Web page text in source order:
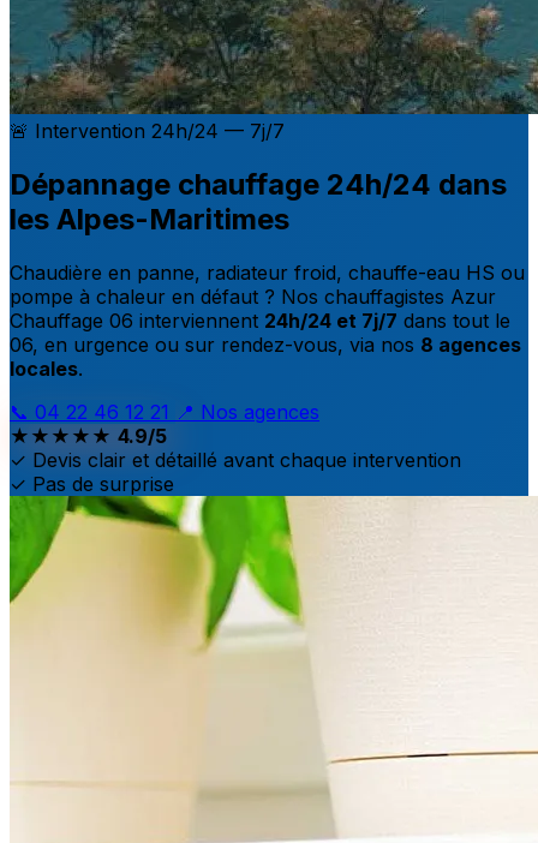
🚨 Intervention 24h/24 — 7j/7
Dépannage chauffage 24h/24 dans
les Alpes-Maritimes
Chaudière en panne, radiateur froid, chauffe-eau HS ou
pompe à chaleur en défaut ? Nos chauffagistes Azur
Chauffage 06 interviennent 24h/24 et 7j/7 dans tout le
06, en urgence ou sur rendez-vous, via nos 8 agences
locales.
📞 04 22 46 12 21 📍 Nos agences
★★★★★ 4.9/5
✓ Devis clair et détaillé avant chaque intervention
✓ Pas de surprise